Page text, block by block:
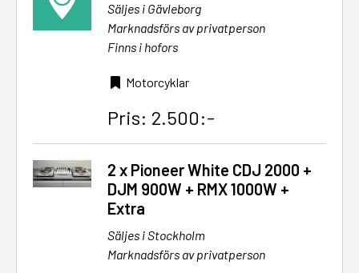
Säljes i Gävleborg
Marknadsförs av privatperson
Finns i hofors
Motorcyklar
Pris: 2.500:-
2 x Pioneer White CDJ 2000 +
DJM 900W + RMX 1000W +
Extra
Säljes i Stockholm
Marknadsförs av privatperson